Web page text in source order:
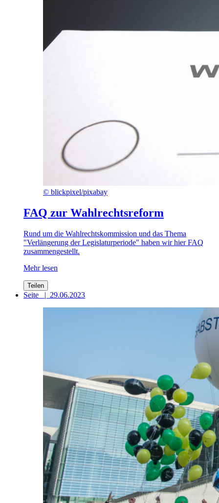
© blickpixel/pixabay
FAQ zur Wahlrechtsreform
Rund um die Wahlrechtskommission und das Thema
"Verlängerung der Legislaturperiode" haben wir hier FAQ
zusammengestellt.
Mehr lesen
Teilen
Seite | 29.06.2023